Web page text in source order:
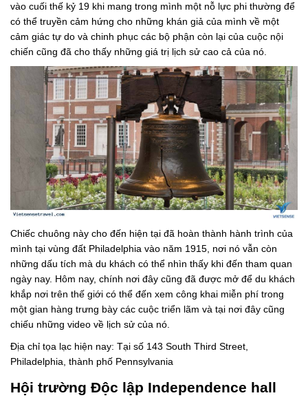
vào cuối thế kỷ 19 khi mang trong mình một nỗ lực phi thường để
có thể truyền cảm hứng cho những khán giả của mình về một
cảm giác tự do và chinh phục các bộ phận còn lại của cuộc nội
chiến cũng đã cho thấy những giá trị lịch sử cao cả của nó.
Chiếc chuông này cho đến hiện tại đã hoàn thành hành trình của
mình tại vùng đất Philadelphia vào năm 1915, nơi nó vẫn còn
những dấu tích mà du khách có thể nhìn thấy khi đến tham quan
ngày nay. Hôm nay, chính nơi đây cũng đã được mở để du khách
khắp nơi trên thế giới có thể đến xem công khai miễn phí trong
một gian hàng trưng bày các cuộc triển lãm và tại nơi đây cũng
chiếu những video về lịch sử của nó.
Địa chỉ tọa lạc hiện nay: Tại số 143 South Third Street,
Philadelphia, thành phố Pennsylvania
Hội trường Độc lập Independence hall